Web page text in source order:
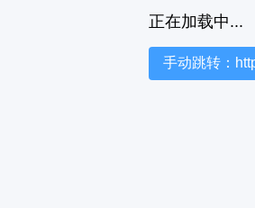
正在加载中...
手动跳转：